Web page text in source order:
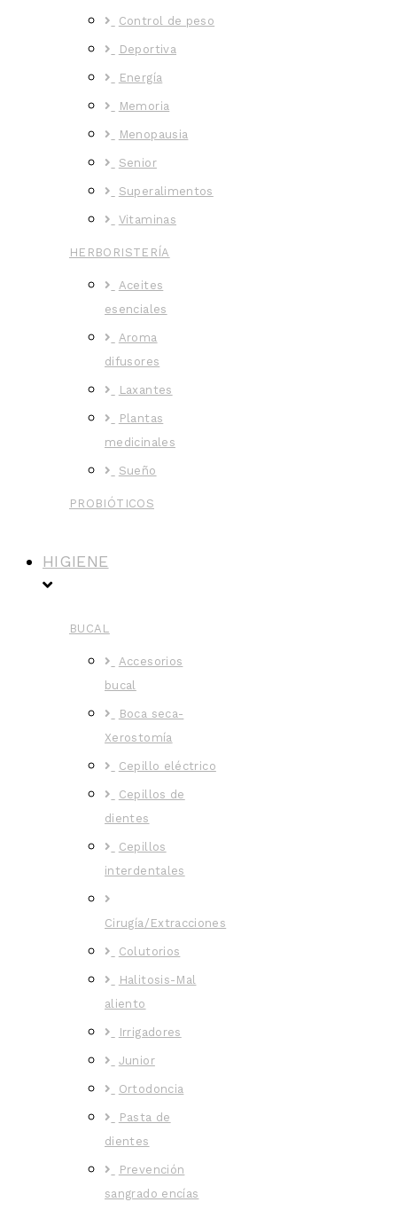
Control de peso
Deportiva
Energía
Memoria
Menopausia
Senior
Superalimentos
Vitaminas
HERBORISTERÍA
Aceites
esenciales
Aroma
difusores
Laxantes
Plantas
medicinales
Sueño
PROBIÓTICOS
HIGIENE
BUCAL
Accesorios
bucal
Boca seca-
Xerostomía
Cepillo eléctrico
Cepillos de
dientes
Cepillos
interdentales
Cirugía/Extracciones
Colutorios
Halitosis-Mal
aliento
Irrigadores
Junior
Ortodoncia
Pasta de
dientes
Prevención
sangrado encías